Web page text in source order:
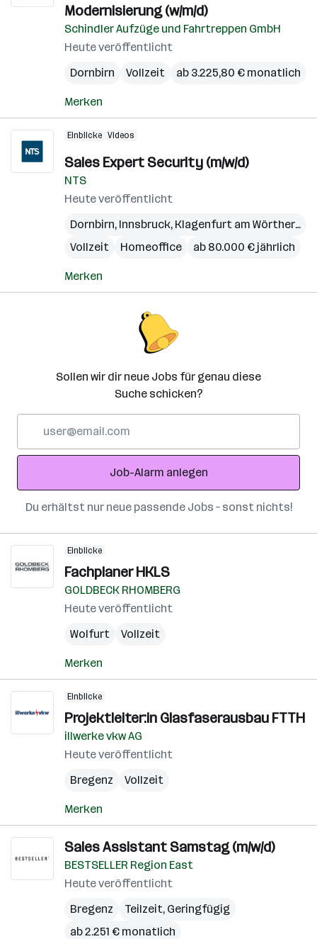
Modernisierung (w/m/d)
Schindler Aufzüge und Fahrtreppen GmbH
Heute veröffentlicht
Dornbirn
Vollzeit ab 3.225,80 € monatlich
Merken
Einblicke Videos
Sales Expert Security (m/w/d)
NTS
Heute veröffentlicht
Dornbirn, Innsbruck, Klagenfurt am Wörthersee
Vollzeit
Homeoffice ab 80.000 € jährlich
Merken
Sollen wir dir neue Jobs für genau diese
Suche schicken?
Adresse
Job-Alarm anlegen
Du erhältst nur neue passende Jobs – sonst nichts!
Einblicke
Fachplaner HKLS
GOLDBECK RHOMBERG
Heute veröffentlicht
Wolfurt
Vollzeit
Merken
Einblicke
Projektleiter:in Glasfaserausbau FTTH
illwerke vkw AG
Heute veröffentlicht
Bregenz
Vollzeit
Merken
Sales Assistant Samstag (m/w/d)
BESTSELLER Region East
Heute veröffentlicht
Bregenz
Teilzeit, Geringfügig
ab 2.251 € monatlich